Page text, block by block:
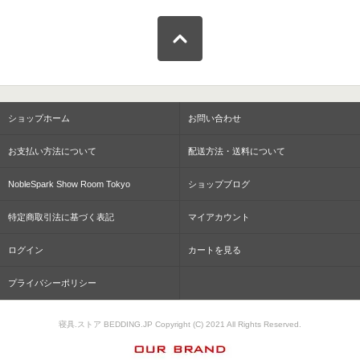
ショップホーム お問い合わせ
お支払い方法について 配送方法・送料について
NobleSpark Show Room Tokyo ショップブログ
特定商取引法に基づく表記 マイアカウント
ログイン カートを見る
プライバシーポリシー
寝具.ストア BEDDING.JP Copyright (C) 2021 All Rights Reserved.